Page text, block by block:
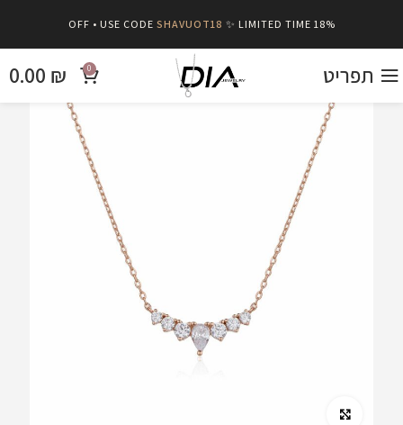
18% OFF • USE CODE
SHAVUOT18 ✨ LIMITED TIME
תפריט 0
0.00 ₪